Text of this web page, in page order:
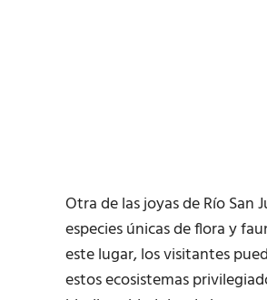
Otra de las joyas de Río San
especies únicas de flora y
este lugar, los visitantes
estos ecosistemas